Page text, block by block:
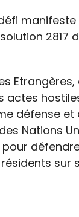
2817
actes
défense et
Nations
sur